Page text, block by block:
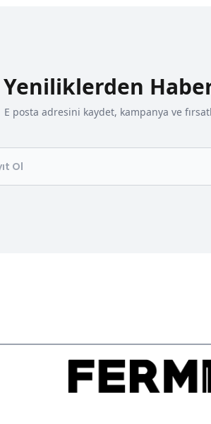
Yeniliklerden
E posta adresini kaydet, kampanya ve